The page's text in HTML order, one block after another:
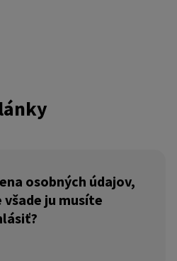
osobných údajov,
všade ju musíte